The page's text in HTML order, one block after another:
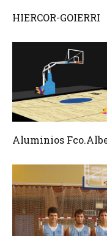
HIERCOR-GOIERRI
Aluminios